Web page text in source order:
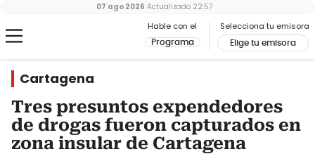
Hable con el
Programa
Selecciona tu emisora
Elige tu emisora
07 ago 2026 Actualizado 22:57
Cartagena
Tres presuntos expendedores
de drogas fueron capturados en
zona insular de Cartagena